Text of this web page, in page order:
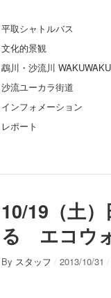
平取シャトルバス
文化的景観
鵡川・沙流川 WAKUWAKU
沙流ユーカラ街道
インフォメーション
レポート
10/19（土
る エコウ
By スタッフ / 2013/10/31 /